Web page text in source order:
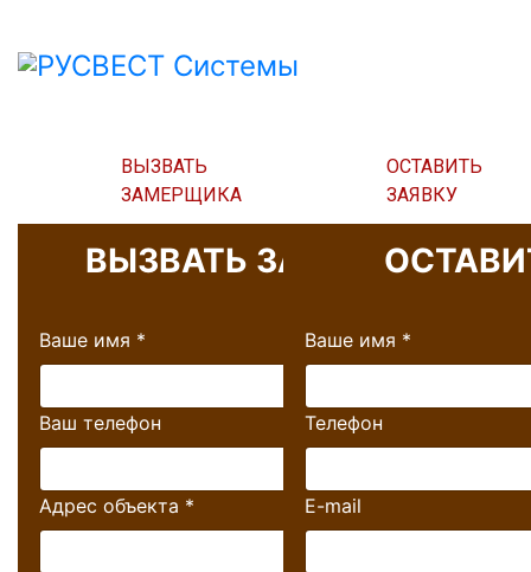
ВЫЗВАТЬ
ЗАМЕРЩИКА
ВЫЗВАТЬ ЗАМЕРЩИКА
Ваше имя *
Ваш телефон
Адрес объекта *
ОСТАВИТЬ
ЗАЯВКУ
Ваше имя *
Телефон
E-mail